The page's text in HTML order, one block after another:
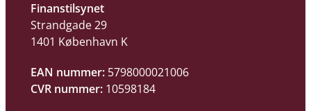
Finanstilsynet
Strandgade 29
1401 København K
EAN nummer: 5798000021006
CVR nummer: 10598184